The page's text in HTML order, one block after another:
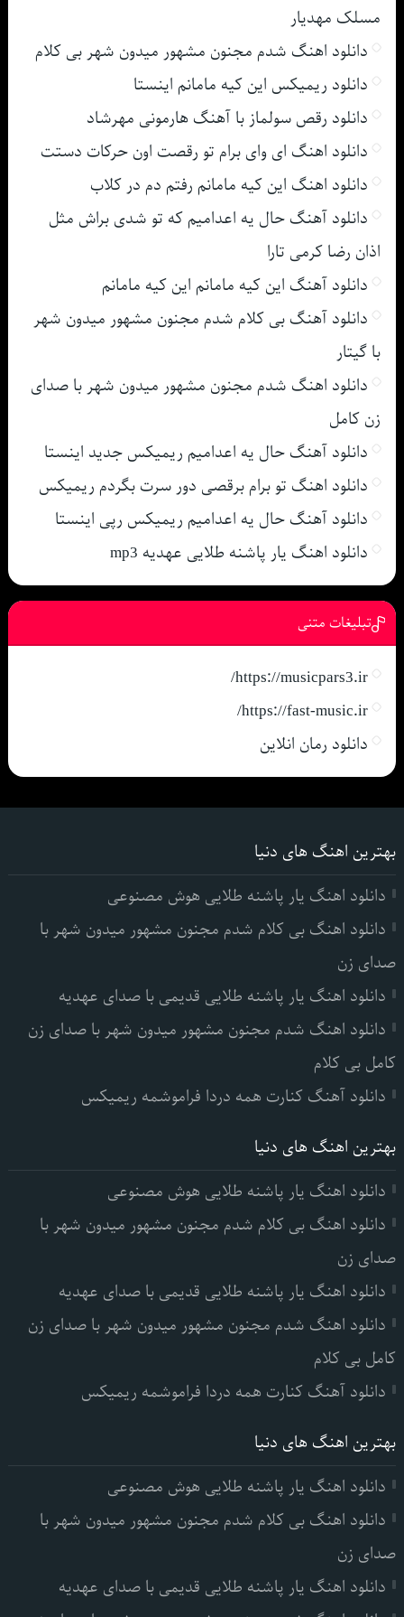
مسلک مهدیار
دانلود اهنگ شدم مجنون مشهور میدون شهر بی کلام
دانلود ریمیکس این کیه مامانم اینستا
دانلود رقص سولماز با آهنگ هارمونی مهرشاد
دانلود اهنگ ای وای برام تو رقصت اون حرکات دستت
دانلود اهنگ این کیه مامانم رفتم دم در کلاب
دانلود آهنگ حال یه اعدامیم که تو شدی براش مثل
اذان رضا کرمی تارا
دانلود آهنگ این کیه مامانم این کیه مامانم
دانلود آهنگ بی کلام شدم مجنون مشهور میدون شهر
با گیتار
دانلود اهنگ شدم مجنون مشهور میدون شهر با صدای
زن کامل
دانلود آهنگ حال یه اعدامیم ریمیکس جدید اینستا
دانلود اهنگ تو برام برقصی دور سرت بگردم ریمیکس
دانلود آهنگ حال یه اعدامیم ریمیکس رپی اینستا
دانلود اهنگ یار پاشنه طلایی عهدیه mp3
تبلیغات متنی
https://musicpars3.ir/
https://fast-music.ir/
دانلود رمان انلاین
بهترین اهنگ های دنیا
دانلود اهنگ یار پاشنه طلایی هوش مصنوعی
دانلود اهنگ بی کلام شدم مجنون مشهور میدون شهر با
صدای زن
دانلود اهنگ یار پاشنه طلایی قدیمی با صدای عهدیه
دانلود اهنگ شدم مجنون مشهور میدون شهر با صدای زن
کامل بی کلام
دانلود آهنگ کنارت همه دردا فراموشمه ریمیکس
بهترین اهنگ های دنیا
دانلود اهنگ یار پاشنه طلایی هوش مصنوعی
دانلود اهنگ بی کلام شدم مجنون مشهور میدون شهر با
صدای زن
دانلود اهنگ یار پاشنه طلایی قدیمی با صدای عهدیه
دانلود اهنگ شدم مجنون مشهور میدون شهر با صدای زن
کامل بی کلام
دانلود آهنگ کنارت همه دردا فراموشمه ریمیکس
بهترین اهنگ های دنیا
دانلود اهنگ یار پاشنه طلایی هوش مصنوعی
دانلود اهنگ بی کلام شدم مجنون مشهور میدون شهر با
صدای زن
دانلود اهنگ یار پاشنه طلایی قدیمی با صدای عهدیه